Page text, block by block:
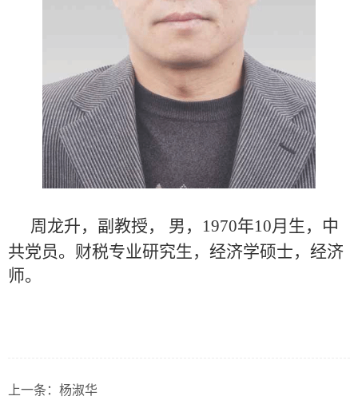
周龙升，副教授，
男，1970年10月生，中
共党员。财税专业研究生，经济学硕士，经济
师。
上一条： 杨淑华